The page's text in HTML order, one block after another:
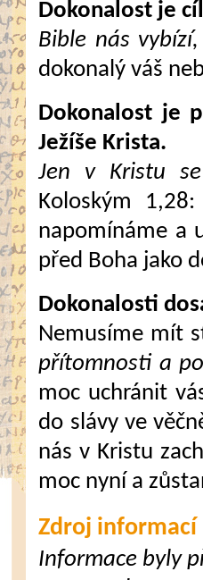
Dokonalost je
Bible nás vybízí,
dokonalý váš
Dokonalost je
Ježíše Krista.
Jen v Kristu
Koloským
napomínáme a
před Boha jako
Dokonalosti
Nemusíme mít
přítomnosti a
moc uchránit
do slávy ve
nás v Kristu
moc nyní a
Zdroj informací
Informace byly